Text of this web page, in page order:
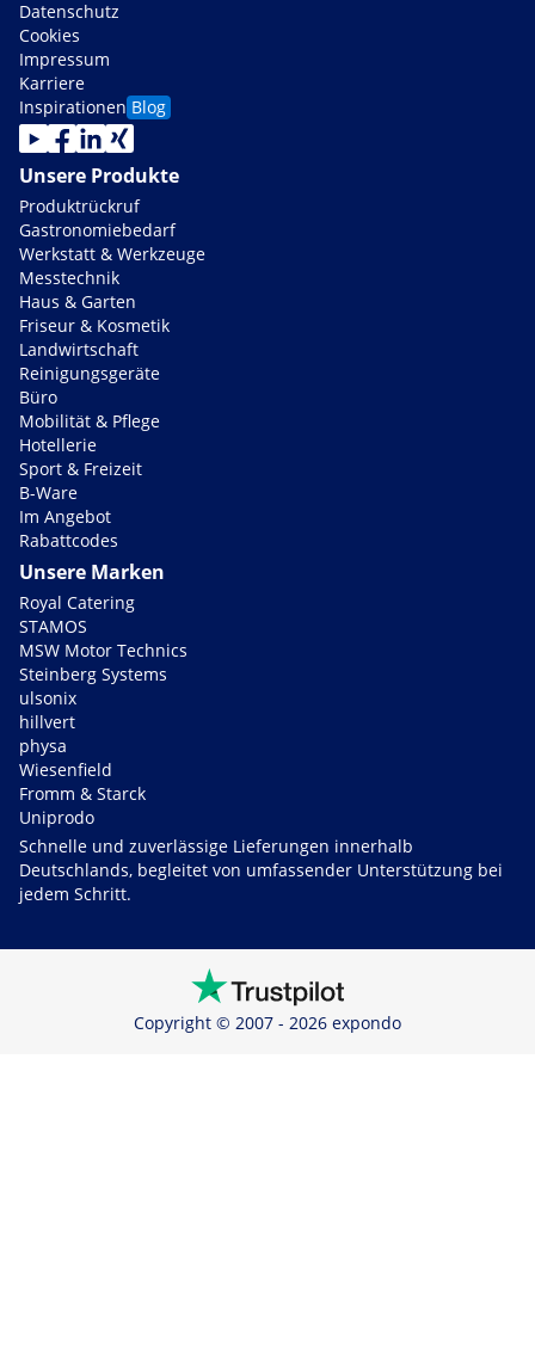
Datenschutz
Cookies
Impressum
Karriere
Inspirationen Blog
Unsere Produkte
Produktrückruf
Gastronomiebedarf
Werkstatt & Werkzeuge
Messtechnik
Haus & Garten
Friseur & Kosmetik
Landwirtschaft
Reinigungsgeräte
Büro
Mobilität & Pflege
Hotellerie
Sport & Freizeit
B-Ware
Im Angebot
Rabattcodes
Unsere Marken
Royal Catering
STAMOS
MSW Motor Technics
Steinberg Systems
ulsonix
hillvert
physa
Wiesenfield
Fromm & Starck
Uniprodo
Schnelle und zuverlässige Lieferungen innerhalb
Deutschlands, begleitet von umfassender Unterstützung bei
jedem Schritt.
Copyright © 2007 - 2026 expondo